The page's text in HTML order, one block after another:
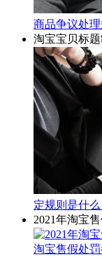
商品争议处
淘宝宝贝标
定规则是什
2021年淘宝
淘宝售假处